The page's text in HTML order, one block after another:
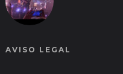
AVISO LEGAL